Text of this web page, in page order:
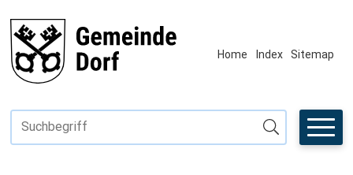
Navigieren in Fiktivhausen
Home Index Sitemap
Suchbegriff
Suche starten